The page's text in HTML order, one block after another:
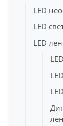
LED
LED
LED